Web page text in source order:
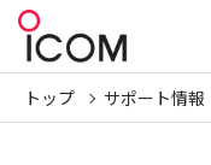
トップ サポート情報